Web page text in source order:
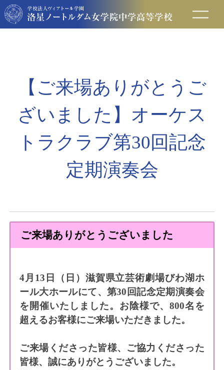
保護者の方へ
卒業生の方へ
入試情報
資料請求
【ご来場ありがとうご
ざいました】オーケス
トラクラブ第30回記念
定期演奏会
ご来場ありがとうございました
4月13日（日）滋賀県立芸術劇場びわ湖ホ
ール大ホールにて、第30回記念定期演奏会
を開催いたしました。お陰様で、800名を
超えるお客様にご来場いただきました。
ご来場くださった皆様、ご協力くださった
皆様、誠にありがとうございました。